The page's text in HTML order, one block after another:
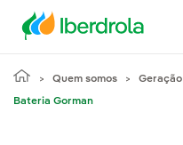
Quem somos Geração
Bateria Gorman